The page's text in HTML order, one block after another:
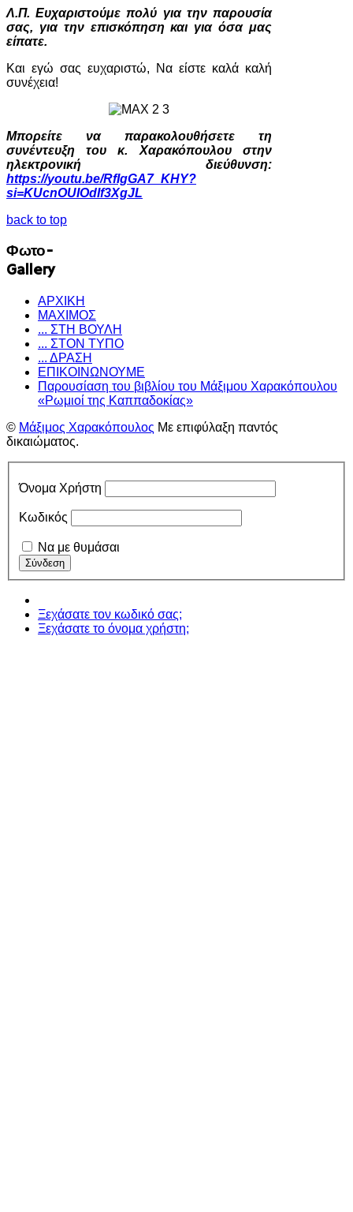
Λ.Π. Ευχαριστούμε πολύ για την παρουσία
σας, για την επισκόπηση και για όσα μας
είπατε.
Και εγώ σας ευχαριστώ, Να είστε καλά καλή
συνέχεια!
Μπορείτε να παρακολουθήσετε τη
συνέντευξη του κ. Χαρακόπουλου στην
ηλεκτρονική διεύθυνση:
https://youtu.be/RfIgGA7_ KHY?
si=KUcnOUIOdIf3XgJL
back to top
Φωτο-
Gallery
ΑΡΧΙΚΗ
ΜΑΧΙΜΟΣ
... ΣΤΗ ΒΟΥΛΗ
... ΣΤΟΝ ΤΥΠΟ
... ΔΡΑΣΗ
ΕΠΙΚΟΙΝΩΝΟΥΜΕ
Παρουσίαση του βιβλίου του Μάξιμου Χαρακόπουλου
«Ρωμιοί της Καππαδοκίας»
© Μάξιμος Χαρακόπουλος Με επιφύλαξη παντός
δικαιώματος.
Όνομα Χρήστη
Κωδικός
Να με θυμάσαι
Ξεχάσατε τον κωδικό σας;
Ξεχάσατε το όνομα χρήστη;